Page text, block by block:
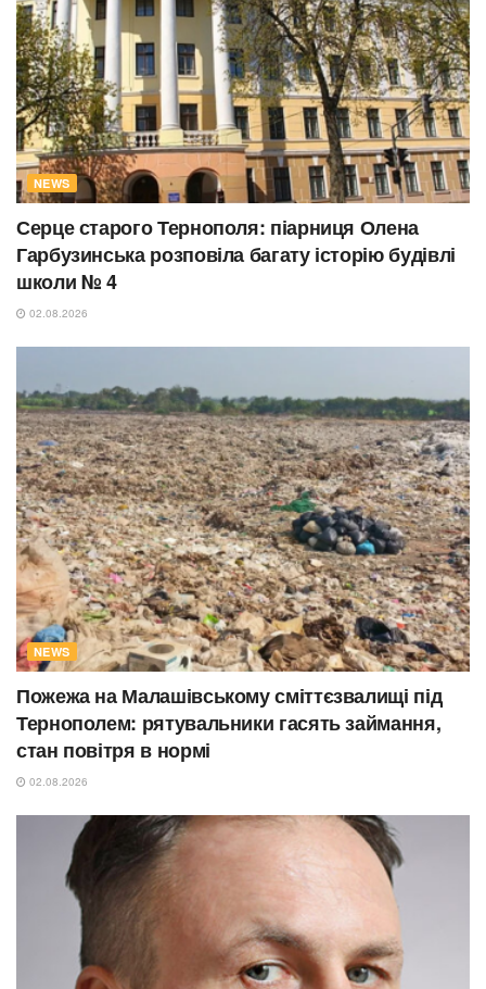
NEWS
Серце старого Тернополя: піарниця Олена
Гарбузинська розповіла багату історію будівлі
школи № 4
02.08.2026
NEWS
Пожежа на Малашівському сміттєзвалищі під
Тернополем: рятувальники гасять займання,
стан повітря в нормі
02.08.2026